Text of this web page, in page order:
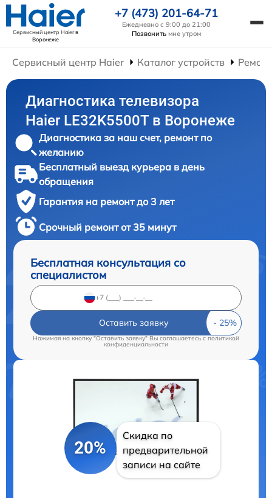
Сервисный центр Haierв
Воронеже
+7 (473) 201-64-71
Ежедневно с 9:00 до 21:00
Позвонить мне утром
Сервисный центр Haier Каталог устройств
Диагностика телевизора
Haier LE32K5500T в Воронеже
Диагностика за наш счет, ремонт по
желанию
Бесплатный выезд курьера в день
обращения
Гарантия на ремонт до 3 лет
Срочный ремонт от 35 минут
Бесплатная консультация со
специалистом
Оставить заявку
Нажимая на кнопку "Оставить заявку" Вы соглашаетесь cполитикой
конфиденциальности
20%
Скидка по
предварительной
записи на сайте